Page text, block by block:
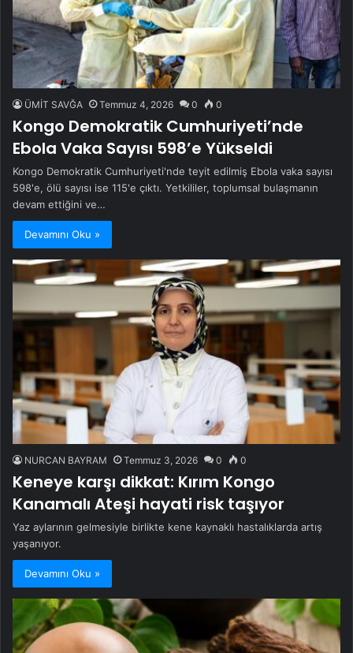
ÜMİT SAVĞA Temmuz 4, 2026 0 0
Kongo Demokratik Cumhuriyeti’nde
Ebola Vaka Sayısı 598’e Yükseldi
Kongo Demokratik Cumhuriyeti'nde teyit edilmiş Ebola vaka sayısı
598'e, ölü sayısı ise 115'e çıktı. Yetkililer, toplumsal bulaşmanın
devam ettiğini ve…
Devamını Oku »
NURCAN BAYRAM Temmuz 3, 2026 0 0
Keneye karşı dikkat: Kırım Kongo
Kanamalı Ateşi hayati risk taşıyor
Yaz aylarının gelmesiyle birlikte kene kaynaklı hastalıklarda artış
yaşanıyor.
Devamını Oku »